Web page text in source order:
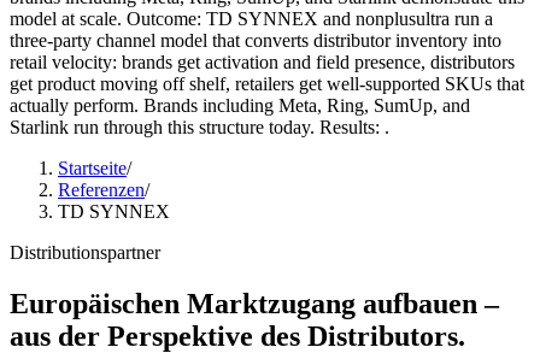
model at scale. Outcome: TD SYNNEX and nonplusultra run a
three-party channel model that converts distributor inventory into
retail velocity: brands get activation and field presence, distributors
get product moving off shelf, retailers get well-supported SKUs that
actually perform. Brands including Meta, Ring, SumUp, and
Starlink run through this structure today. Results: .
Startseite/
Referenzen/
TD SYNNEX
Distributionspartner
Europäischen Marktzugang aufbauen –
aus der Perspektive des Distributors.